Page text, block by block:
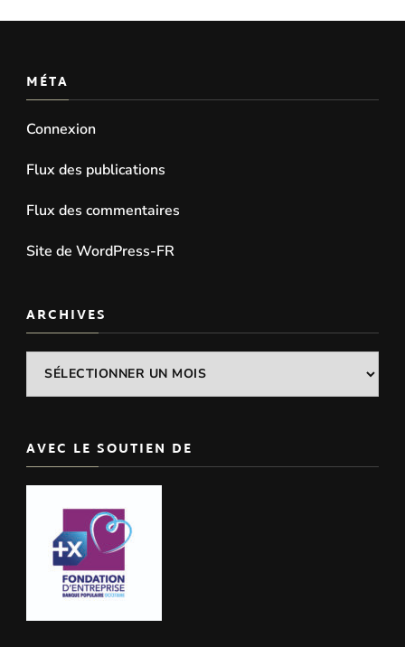
MÉTA
Connexion
Flux des publications
Flux des commentaires
Site de WordPress-FR
ARCHIVES
Archives
AVEC LE SOUTIEN DE